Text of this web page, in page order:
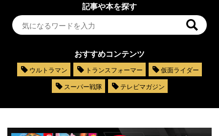
記事や本を探す
おすすめコンテンツ
ウルトラマン トランスフォーマー
仮面ライダー
スーパー戦隊
テレビマガジン